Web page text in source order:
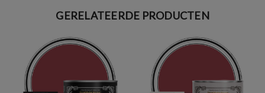
GERELATEERDE PRODUCTEN